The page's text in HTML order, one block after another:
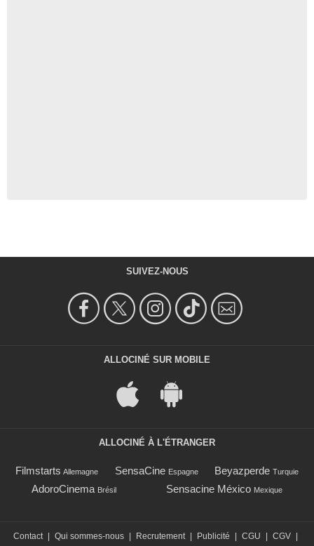
SUIVEZ-NOUS
ALLOCINÉ SUR MOBILE
ALLOCINÉ À L'ÉTRANGER
Filmstarts Allemagne SensaCine Espagne Beyazperde Turquie
AdoroCinema Brésil Sensacine México Mexique
Contact Qui sommes-nous Recrutement Publicité CGU CGV